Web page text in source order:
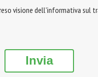
visione dell'informativa sul
Invia